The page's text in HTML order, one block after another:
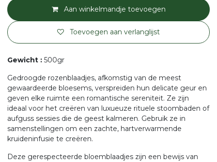
Aan winkelmandje toevoegen
Toevoegen aan verlanglijst
Gewicht : 500gr
Gedroogde rozenblaadjes, afkomstig van de meest
gewaardeerde bloesems, verspreiden hun delicate geur en
geven elke ruimte een romantische sereniteit. Ze zijn
ideaal voor het creëren van luxueuze rituele stoombaden of
aufguss sessies die de geest kalmeren. Gebruik ze in
samenstellingen om een zachte, hartverwarmende
kruideninfusie te creëren.
Deze gerespecteerde bloemblaadjes zijn een bewijs van